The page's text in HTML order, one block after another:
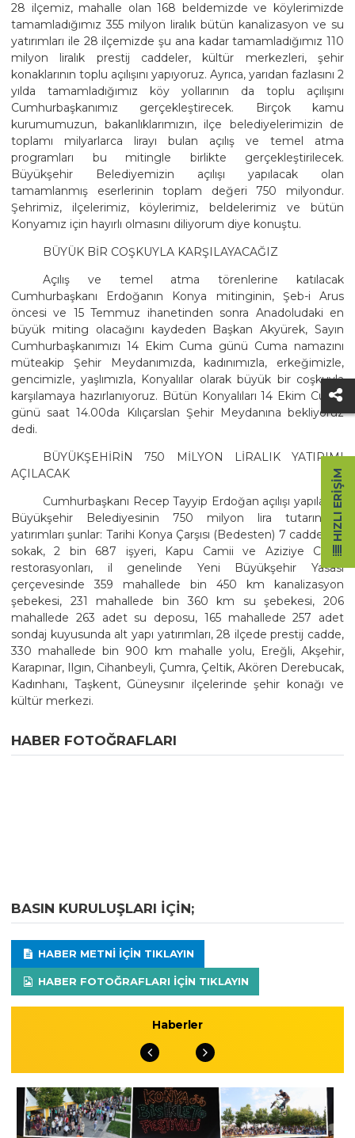
28 ilçemiz, mahalle olan 168 beldemizde ve köylerimizde
tamamladığımız 355 milyon liralık bütün kanalizasyon ve su
yatırımları ile 28 ilçemizde şu ana kadar tamamladığımız 110
milyon liralık prestij caddeler, kültür merkezleri, şehir
konaklarının toplu açılışını yapıyoruz. Ayrıca, yarıdan fazlasını 2
yılda tamamladığımız köy yollarının da toplu açılışını
Cumhurbaşkanımız gerçekleştirecek. Birçok kamu
kurumumuzun, bakanlıklarımızın, ilçe belediyelerimizin de
toplamı milyarlarca lirayı bulan açılış ve temel atma
programları bu mitingle birlikte gerçekleştirilecek.
Büyükşehir Belediyemizin açılışı yapılacak olan
tamamlanmış eserlerinin toplam değeri 750 milyondur.
Şehrimiz, ilçelerimiz, köylerimiz, beldelerimiz ve bütün
Konyamız için hayırlı olmasını diliyorum diye konuştu.
BÜYÜK BİR COŞKUYLA KARŞILAYACAĞIZ
Açılış ve temel atma törenlerine katılacak
Cumhurbaşkanı Erdoğanın Konya mitinginin, Şeb-i Arus
öncesi ve 15 Temmuz ihanetinden sonra Anadoludaki en
büyük miting olacağını kaydeden Başkan Akyürek, Sayın
Cumhurbaşkanımızı 14 Ekim Cuma günü Cuma namazını
müteakip Şehir Meydanımızda, kadınımızla, erkeğimizle,
gencimizle, yaşlımızla, Konyalılar olarak büyük bir coşkuyla
karşılamaya hazırlanıyoruz. Bütün Konyalıları 14 Ekim Cuma
günü saat 14.00da Kılıçarslan Şehir Meydanına bekliyoruz
dedi.
BÜYÜKŞEHİRİN 750 MİLYON LİRALIK YATIRIMI
AÇILACAK
Cumhurbaşkanı Recep Tayyip Erdoğan açılışı yapılacak
Büyükşehir Belediyesinin 750 milyon lira tutarındaki
yatırımları şunlar: Tarihi Konya Çarşısı (Bedesten) 7 cadde, 40
sokak, 2 bin 687 işyeri, Kapu Camii ve Aziziye Camii
restorasyonları, il genelinde Yeni Büyükşehir Yasası
çerçevesinde 359 mahallede bin 450 km kanalizasyon
şebekesi, 231 mahallede bin 360 km su şebekesi, 206
mahallede 263 adet su deposu, 165 mahallede 257 adet
sondaj kuyusunda alt yapı yatırımları, 28 ilçede prestij cadde,
330 mahallede bin 900 km mahalle yolu, Ereğli, Akşehir,
Karapınar, Ilgın, Cihanbeyli, Çumra, Çeltik, Akören Derebucak,
Kadınhanı, Taşkent, Güneysınır ilçelerinde şehir konağı ve
kültür merkezi.
HABER FOTOĞRAFLARI
BASIN KURULUŞLARI IÇIN;
HABER METNI IÇIN TIKLAYIN
HABER FOTOĞRAFLARI IÇIN TIKLAYIN
Haberler
HIZLI ERIŞIM